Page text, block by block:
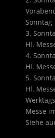
Sonntag
3.
Hl.
4.
Hl.
5.
Hl.
Messe
Siehe